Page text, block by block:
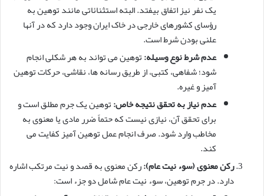
یک نفر نیز اتفاق بیفتد. البته استثنائاتی مانند توهین به
رؤسای کشورهای خارجی در خاک ایران وجود دارد که در آنها
علنی بودن شرط است.
عدم شرط نوع وسیله:توهین می تواند به هر شکلی انجام
شود؛ شفاهی، کتبی، از طریق رسانه ها، نقاشی، حرکات توهین
آمیز و غیره.
عدم نیاز به تحقق نتیجه خاص:توهین یک جرم مطلق است و
برای تحقق آن، نیازی نیست که حتماً ضرر مادی یا معنوی به
مخاطب وارد شود. صرف انجام عمل توهین آمیز کفایت می
کند.
رکن معنوی (سوء نیت عام):رکن معنوی به قصد و نیت مرتکب اشاره
دارد. در جرم توهین، سوء نیت عام شامل دو جزء است: